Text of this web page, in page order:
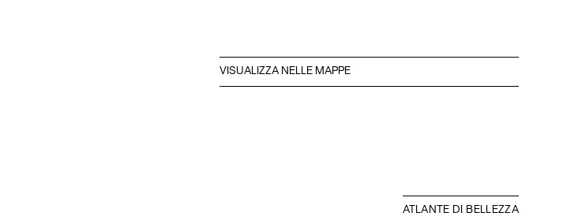
VISUALIZZA NELLE MAPPE
ATLANTE DI BELLEZZA